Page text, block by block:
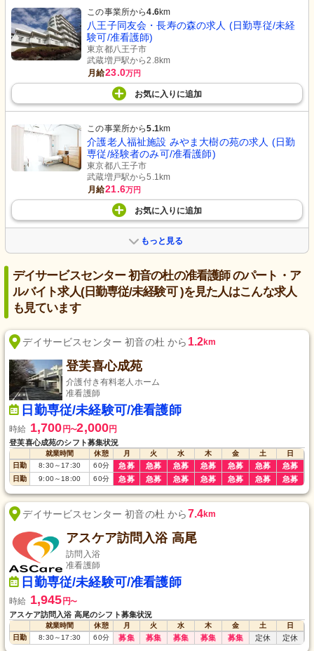
この事業所から4.6km
八王子同友会・長寿の森の求人 (日勤専従/未経
験可/准看護師)
東京都八王子市
武蔵増戸駅から2.8km
月給23.0万円
お気に入り に追加
この事業所から5.1km
介護老人福祉施設 みやま大樹の苑の求人 (日勤
専従/経験者のみ可/准看護師)
東京都八王子市
武蔵増戸駅から5.1km
月給21.6万円
お気に入り に追加
もっと見る
デイサービスセンター 初音の杜の准看護師 のパート・ア
ルバイト求人(日勤専従/未経験可 )を見た人はこんな求人
も見ています
デイサービスセンター 初音の杜 から 1.2km
登芙喜心成苑
介護付き有料老人ホーム
准看護師
日勤専従/未経験可/准看護師
時給 1,700 円〜2,000円
登芙喜心成苑のシフト募集状況
就業時間 休憩 月 火 水 木 金 土
日
日勤
8:30～17:30 60分 急募 急募 急募 急募 急募 急募 急募
日勤 9:00～18:00 60分 急募 急募 急募 急募 急募 急募 急募
デイサービスセンター 初音の杜 から7.4km
アスケア訪問入浴 高尾
訪問入浴
准看護師
日勤専従/未経験可/准看護師
時給 1,945 円〜
アスケア訪問入浴 高尾のシフト募集状況
就業時間 休憩 月 火 水 木 金 土
日
日勤
8:30～17:30 60分 募集 募集 募集 募集 募集 定休 定休